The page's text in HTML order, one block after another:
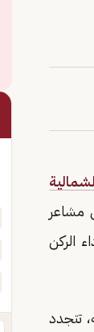
مشاعر
الركن
تتجدد